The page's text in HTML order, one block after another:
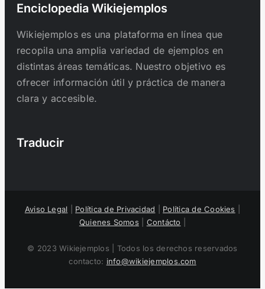
Enciclopedia Wikiejemplos
Wikiejemplos es una plataforma en línea que
recopila una amplia variedad de ejemplos en
distintas áreas temáticas. Nuestro objetivo es
ofrecer información útil y práctica de manera
clara y accesible.
Traducir
Aviso Legal Política de Privacidad Política de Cookies
Quienes Somos
Contácto
© 2023 Wikiejemplos | Todos los derechos reservados
contacto: info@wikiejemplos.com